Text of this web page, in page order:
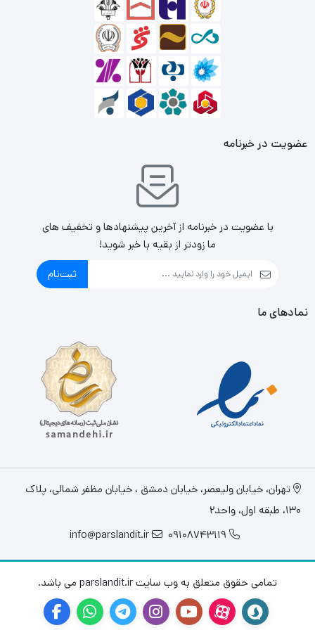
GT1030-O2G DDR5 جزو قدرتمندترین و برترین پردازنده‌های
گرافیکی موجود در بازار هستند.
GT1030-O2G DDR5 از سری 10 را به بازار عرضه کرد. هرچند
تولید GT 1030 جواب ناموفقی به RX550 ساخت شرکت AMD
بوده است، اما برای تصمیم‌گیری نهایی در مورد این کارت گرافیک
باید به مشخصات ارائه شده از سوی ایسوس برای این کارت
گرافیک نیز توجه کرد.
عضویت در خبرنامه
با عضویت در خبرنامه از آخرین پیشنهادها و تخفیف های
ما زودتر از بقیه با خبر شوید!
ثبت‌نام
نمادهای ما
تهران، خيابان وليعصر، خیابان دمشق ، خیابان مظفر شمالی، پلاک
130، طبقه اول، واحد2
09108743119
info@parslandit.ir
تمامی حقوق متعلق به وب سایت parslandit.ir می باشد.